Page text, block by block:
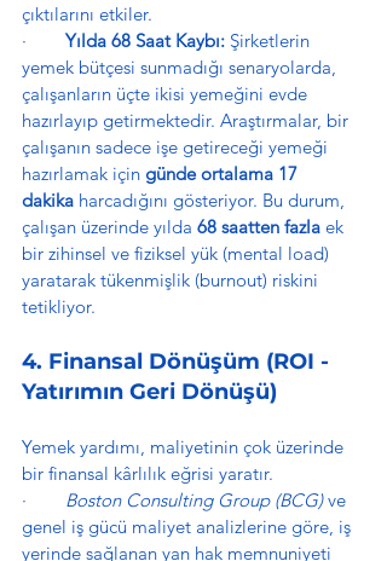
çıktılarını etkiler.
· Yılda 68 Saat Kaybı: Şirketlerin
yemek bütçesi sunmadığı senaryolarda,
çalışanların üçte ikisi yemeğini evde
hazırlayıp getirmektedir. Araştırmalar, bir
çalışanın sadece işe getireceği yemeği
hazırlamak için günde ortalama 17
dakika harcadığını gösteriyor. Bu durum,
çalışan üzerinde yılda 68 saatten fazla ek
bir zihinsel ve fiziksel yük (mental load)
yaratarak tükenmişlik (burnout) riskini
tetikliyor.
4. Finansal Dönüşüm (ROI -
Yatırımın Geri Dönüşü)
Yemek yardımı, maliyetinin çok üzerinde
bir finansal kârlılık eğrisi yaratır.
· Boston Consulting Group (BCG) ve
genel iş gücü maliyet analizlerine göre, iş
yerinde sağlanan yan hak memnuniyeti